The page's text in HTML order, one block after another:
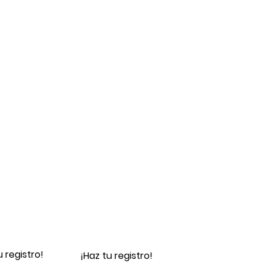
registro! ¡Haz tu registro!